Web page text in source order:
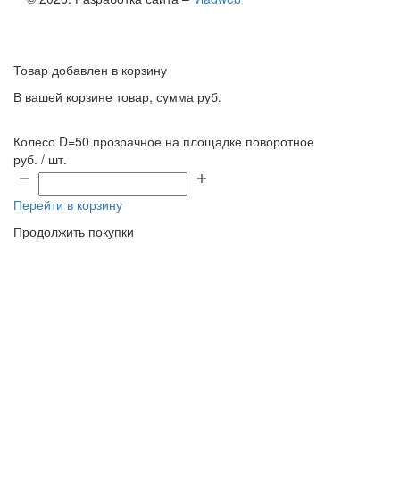
Товар добавлен в корзину
В вашей корзине товар, сумма руб.
Колесо D=50 прозрачное на площадке поворотное
руб. / шт.
Перейти в корзину
Продолжить покупки